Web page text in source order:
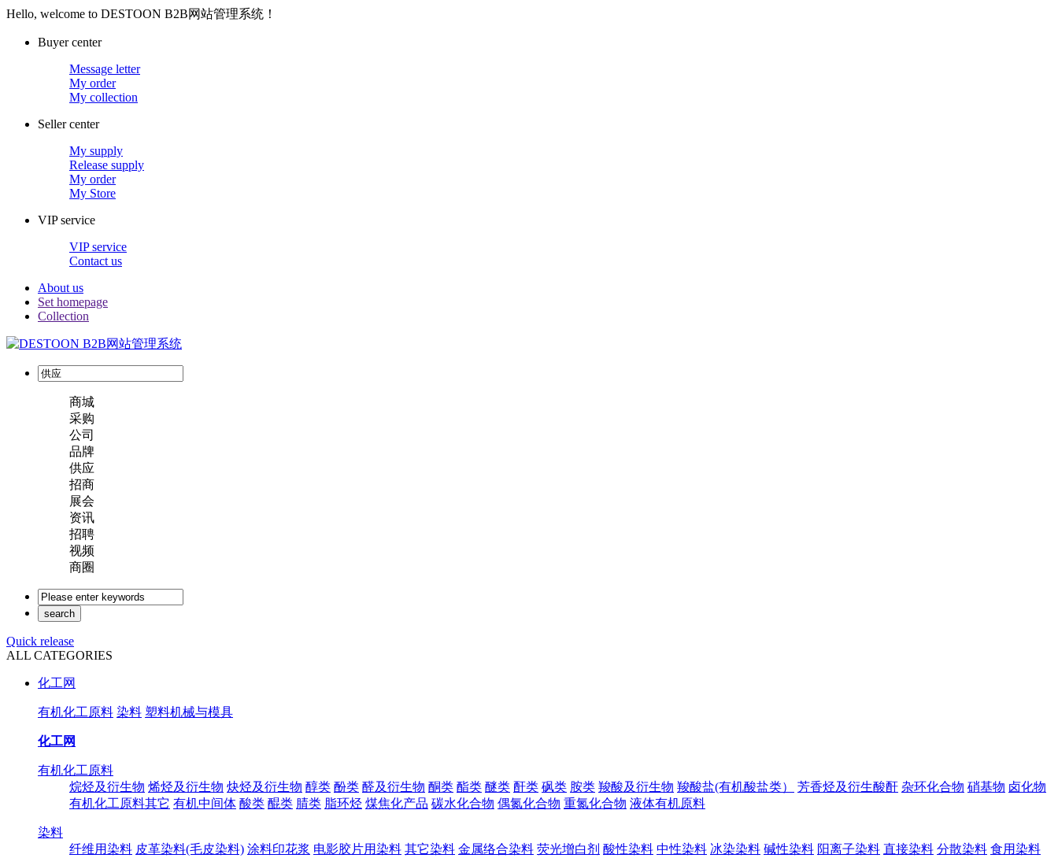
Hello, welcome to DESTOON B2B网站管理系统！
Buyer center
Message letter
My order
My collection
Seller center
My supply
Release supply
My order
My Store
VIP service
VIP service
Contact us
About us
Set homepage
Collection
商城
采购
公司
品牌
供应
招商
展会
资讯
招聘
视频
商圈
Quick release
ALL CATEGORIES
化工网
有机化工原料 染料 塑料机械与模具
化工网
有机化工原料
烷烃及衍生物 烯烃及衍生物 炔烃及衍生物 醇类 酚类 醛及衍生物 酮类 酯类 醚类 酐类 砜类 胺类 羧酸及衍生物 羧酸盐(有机酸盐类） 芳香烃及衍生酸酐 杂环化合物 硝基物 卤化物
有机化工原料其它 有机中间体 酸类 醌类 腈类 脂环烃 煤焦化产品 碳水化合物 偶氮化合物 重氮化合物 液体有机原料
染料
纤维用染料 皮革染料(毛皮染料) 涂料印花浆 电影胶片用染料 其它染料 金属络合染料 荧光增白剂 酸性染料 中性染料 冰染染料 碱性染料 阳离子染料 直接染料 分散染料 食用染料